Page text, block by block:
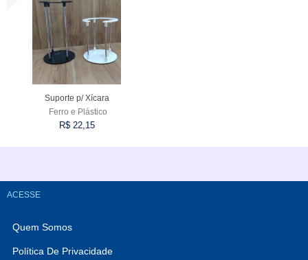
Suporte p/ Xícara
Ferro e Plástico
R$ 22,15
ACESSE
Quem Somos
Política De Privacidade